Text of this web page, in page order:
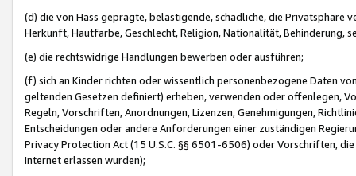
(d) die von Hass geprägte, belästigende, schädliche, die Privatsphäre
Herkunft, Hautfarbe, Geschlecht, Religion, Nationalität, Behinderung,
(e) die rechtswidrige Handlungen bewerben oder ausführen;
(f) sich an Kinder richten oder wissentlich personenbezogene Daten
geltenden Gesetzen definiert) erheben, verwenden oder offenlegen,
Regeln, Vorschriften, Anordnungen, Lizenzen, Genehmigungen,
Entscheidungen oder andere Anforderungen einer zuständigen
Privacy Protection Act (15 U.S.C. §§ 6501-6506) oder Vorschriften,
Internet erlassen wurden);